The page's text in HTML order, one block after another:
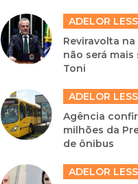
ADELOR
Reviravolta
não será mais
Toni
ADELOR
Agência
milhões da
de ônibus
ADELOR